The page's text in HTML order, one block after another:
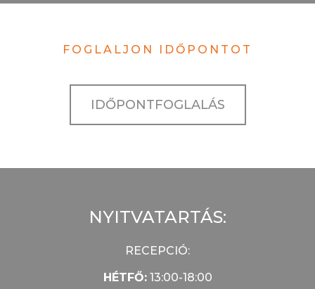
FOGLALJON IDŐPONTOT
IDŐPONTFOGLALÁS
NYITVATARTÁS:
RECEPCIÓ:
HÉTFŐ:13:00-18:00